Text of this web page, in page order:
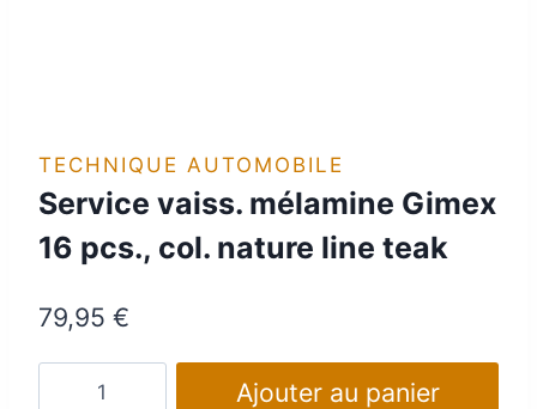
TECHNIQUE AUTOMOBILE
Service vaiss. mélamine Gimex
16 pcs., col. nature line teak
79,95 €
Ajouter au panier